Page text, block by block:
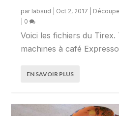
par labsud Oct 2, 2017
0
Voici les fichiers du
machines à café
EN SAVOIR PLUS